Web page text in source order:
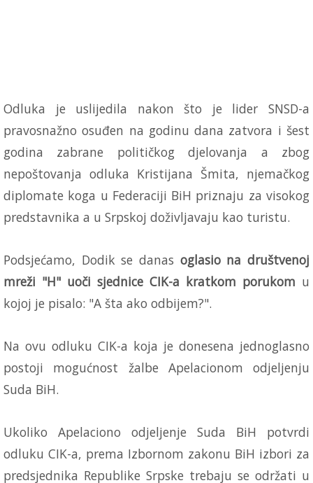
Odluka je uslijedila nakon što je lider SNSD-a
pravosnažno osuđen na godinu dana zatvora i šest
godina zabrane političkog djelovanja a zbog
nepoštovanja odluka Kristijana Šmita, njemačkog
diplomate koga u Federaciji BiH priznaju za visokog
predstavnika a u Srpskoj doživljavaju kao turistu.
Podsjećamo, Dodik se danas oglasio na društvenoj
mreži "H" uoči sjednice CIK-a kratkom porukom u
kojoj je pisalo: "A šta ako odbijem?".
Na ovu odluku CIK-a koja je donesena jednoglasno
postoji mogućnost žalbe Apelacionom odjeljenju
Suda BiH.
Ukoliko Apelaciono odjeljenje Suda BiH potvrdi
odluku CIK-a, prema Izbornom zakonu BiH izbori za
predsjednika Republike Srpske trebaju se održati u